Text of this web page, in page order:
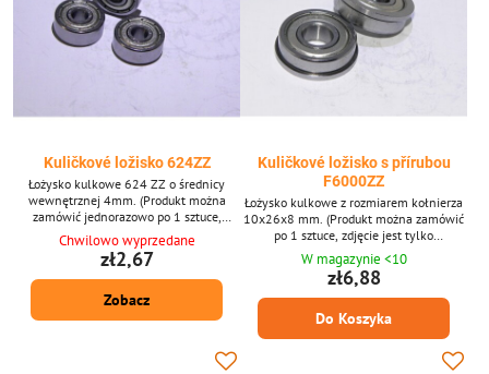
Kuličkové ložisko 624ZZ
Łożysko kulkowe 624 ZZ o średnicy
wewnętrznej 4mm. (Produkt można
zamówić jednorazowo po 1 sztuce,
zdjęcie ma charakter poglądowy.)
Chwilowo wyprzedane
zł2,67
Zobacz
Kuličkové ložisko s přírubou
F6000ZZ
Łożysko kulkowe z rozmiarem kołnierza
10x26x8 mm. (Produkt można zamówić
po 1 sztuce, zdjęcie jest tylko
ilustracyjne.)
W magazynie <10
zł6,88
Do Koszyka